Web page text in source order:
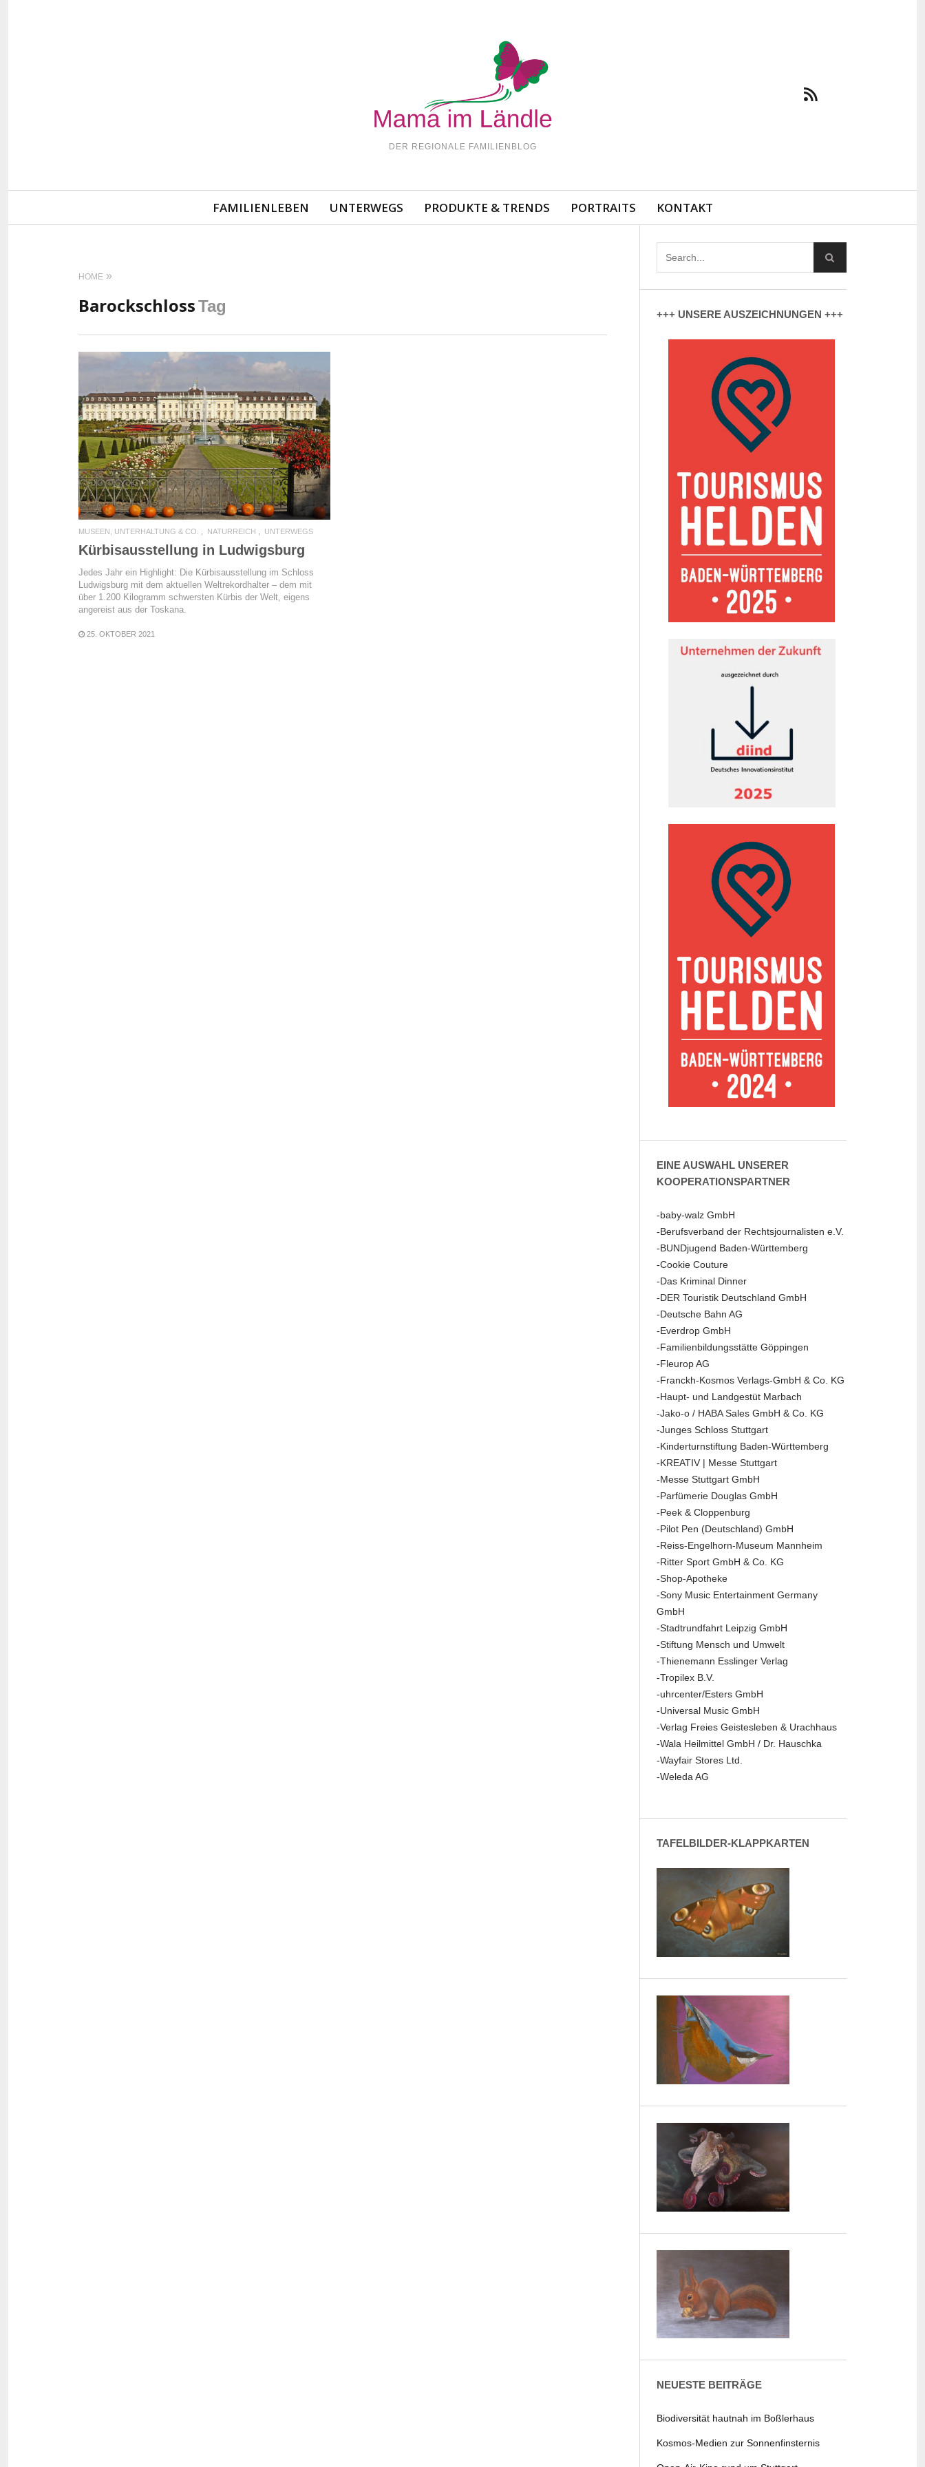
DER REGIONALE FAMILIENBLOG
Navigation
FAMILIENLEBEN UNTERWEGS PRODUKTE & TRENDS PORTRAITS KONTAKT
HOME
BarockschlossTag
READ MORE
MUSEEN, UNTERHALTUNG & CO. NATURREICH UNTERWEGS
Kürbisausstellung in Ludwigsburg
Jedes Jahr ein Highlight: Die Kürbisausstellung im Schloss
Ludwigsburg mit dem aktuellen Weltrekordhalter – dem mit
über 1.200 Kilogramm schwersten Kürbis der Welt, eigens
angereist aus der Toskana.
25. OKTOBER 2021
+++ UNSERE AUSZEICHNUNGEN +++
EINE AUSWAHL UNSERER
KOOPERATIONSPARTNER
-baby-walz GmbH
-Berufsverband der Rechtsjournalisten e.V.
-BUNDjugend Baden-Württemberg
-Cookie Couture
-Das Kriminal Dinner
-DER Touristik Deutschland GmbH
-Deutsche Bahn AG
-Everdrop GmbH
-Familienbildungsstätte Göppingen
-Fleurop AG
-Franckh-Kosmos Verlags-GmbH & Co. KG
-Haupt- und Landgestüt Marbach
-Jako-o / HABA Sales GmbH & Co. KG
-Junges Schloss Stuttgart
-Kinderturnstiftung Baden-Württemberg
-KREATIV | Messe Stuttgart
-Messe Stuttgart GmbH
-Parfümerie Douglas GmbH
-Peek & Cloppenburg
-Pilot Pen (Deutschland) GmbH
-Reiss-Engelhorn-Museum Mannheim
-Ritter Sport GmbH & Co. KG
-Shop-Apotheke
-Sony Music Entertainment Germany
GmbH
-Stadtrundfahrt Leipzig GmbH
-Stiftung Mensch und Umwelt
-Thienemann Esslinger Verlag
-Tropilex B.V.
-uhrcenter/Esters GmbH
-Universal Music GmbH
-Verlag Freies Geistesleben & Urachhaus
-Wala Heilmittel GmbH / Dr. Hauschka
-Wayfair Stores Ltd.
-Weleda AG
TAFELBILDER-KLAPPKARTEN
NEUESTE BEITRÄGE
Biodiversität hautnah im Boßlerhaus
Kosmos-Medien zur Sonnenfinsternis